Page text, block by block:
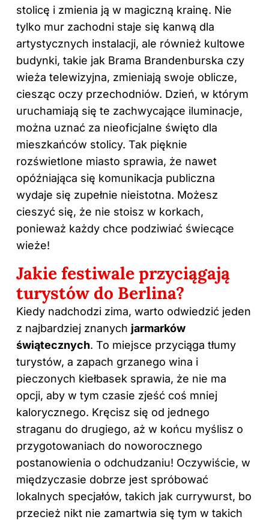
stolicę i zmienia ją w magiczną krainę. Nie
tylko mur zachodni staje się kanwą dla
artystycznych instalacji, ale również kultowe
budynki, takie jak Brama Brandenburska czy
wieża telewizyjna, zmieniają swoje oblicze,
ciesząc oczy przechodniów. Dzień, w którym
uruchamiają się te zachwycające iluminacje,
można uznać za nieoficjalne święto dla
mieszkańców stolicy. Tak pięknie
rozświetlone miasto sprawia, że nawet
opóźniająca się komunikacja publiczna
wydaje się zupełnie nieistotna. Możesz
cieszyć się, że nie stoisz w korkach,
ponieważ każdy chce podziwiać świecące
wieże!
Jakie festiwale przyciągają
turystów do Berlina?
Kiedy nadchodzi zima, warto odwiedzić jeden
z najbardziej znanych jarmarków
świątecznych. To miejsce przyciąga tłumy
turystów, a zapach grzanego wina i
pieczonych kiełbasek sprawia, że nie ma
opcji, aby w tym czasie zjeść coś mniej
kalorycznego. Kręcisz się od jednego
straganu do drugiego, aż w końcu myślisz o
przygotowaniach do noworocznego
postanowienia o odchudzaniu! Oczywiście, w
międzyczasie dobrze jest spróbować
lokalnych specjałów, takich jak currywurst, bo
przecież nikt nie zamartwia się tym w takich